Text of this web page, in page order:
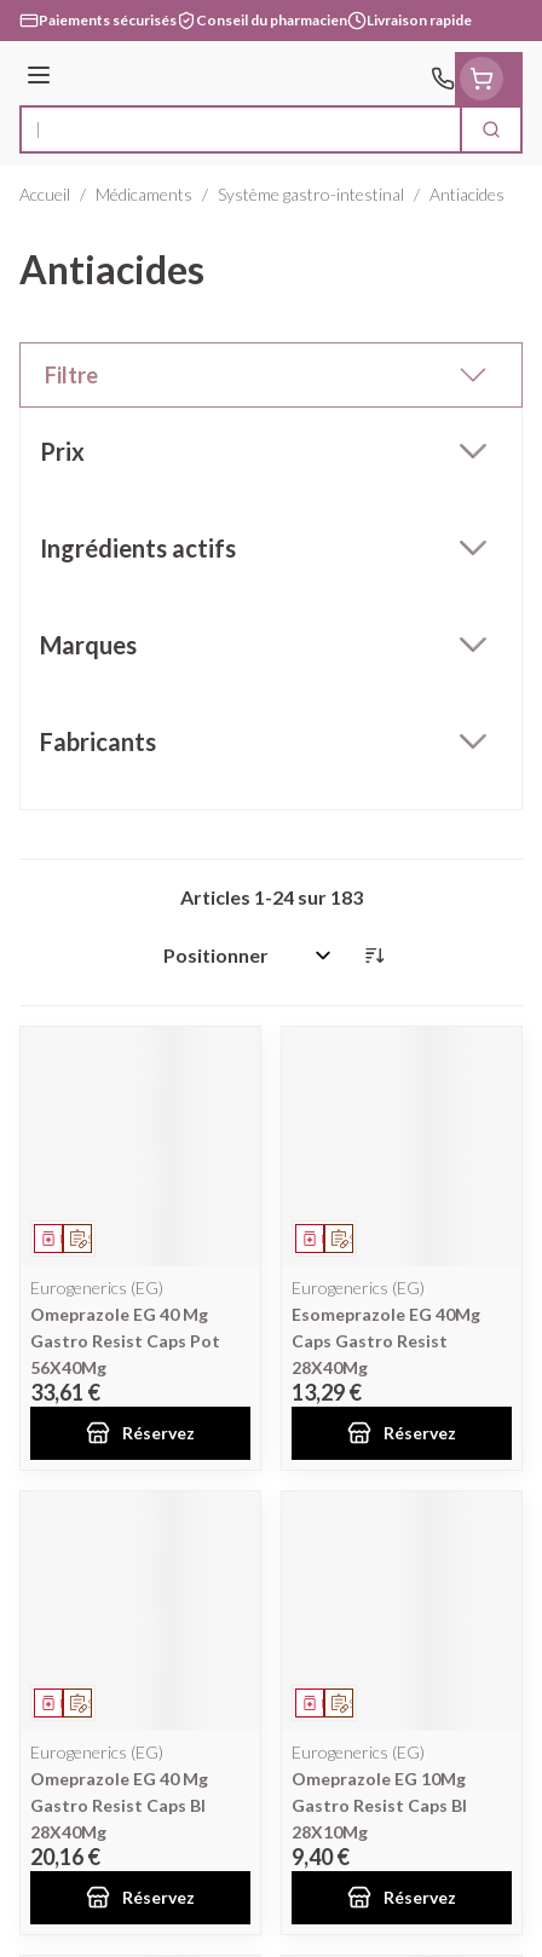
Aller au contenu
Paiements sécurisés Conseil du pharmacien Livraison rapide
Menu
Rechercher
Accueil / Médicaments / Système gastro-intestinal / Antiacides
Antiacides
Filtre
Prix
Ingrédients actifs
Marques
Fabricants
Articles 1-24sur 183
Trier par:
Sur prescription
Médicament
Eurogenerics (EG)
Omeprazole EG 40 Mg
Gastro Resist Caps Pot
56X40Mg
33,61 €
Réservez
Sur prescription
Médicament
Eurogenerics (EG)
Esomeprazole EG 40Mg
Caps Gastro Resist
28X40Mg
13,29 €
Réservez
Sur prescription
Médicament
Eurogenerics (EG)
Omeprazole EG 40 Mg
Gastro Resist Caps Bl
28X40Mg
20,16 €
Réservez
Sur prescription
Médicament
Eurogenerics (EG)
Omeprazole EG 10Mg
Gastro Resist Caps Bl
28X10Mg
9,40 €
Réservez